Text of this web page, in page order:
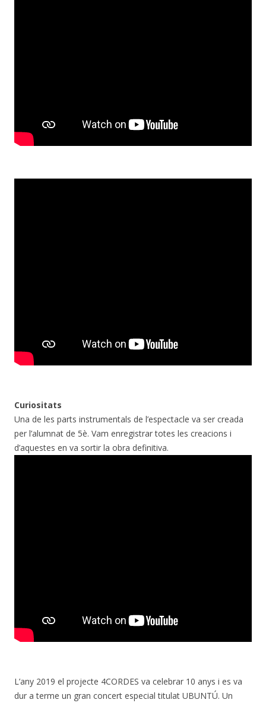
Curiositats
Una de les parts instrumentals de l’espectacle va ser creada
per l’alumnat de 5è. Vam enregistrar totes les creacions i
d’aquestes en va sortir la obra definitiva.
L’any 2019 el projecte 4CORDES va celebrar 10 anys i es va
dur a terme un gran concert especial titulat UBUNTÚ. Un